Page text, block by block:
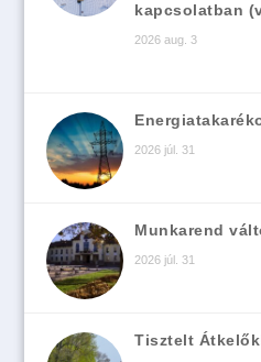
kapcsolatban
2026 aug. 3
2026 júl. 31
Munkarend
2026 júl. 31
Tisztelt